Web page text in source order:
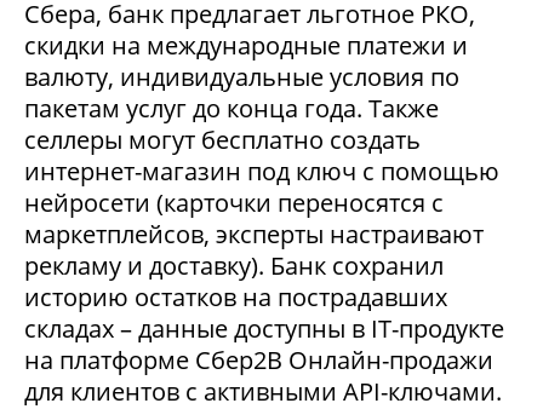
Сбера, банк предлагает льготное РКО,
скидки на международные платежи и
валюту, индивидуальные условия по
пакетам услуг до конца года. Также
селлеры могут бесплатно создать
интернет-магазин под ключ с помощью
нейросети (карточки переносятся с
маркетплейсов, эксперты настраивают
рекламу и доставку). Банк сохранил
историю остатков на пострадавших
складах – данные доступны в IT-продукте
на платформе Сбер2В Онлайн-продажи
для клиентов с активными API-ключами.